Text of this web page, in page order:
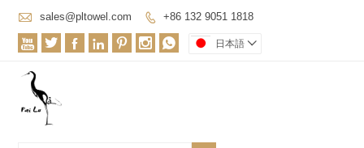
 sales@pltowel.com  +86 132 9051 1818
       日本語 